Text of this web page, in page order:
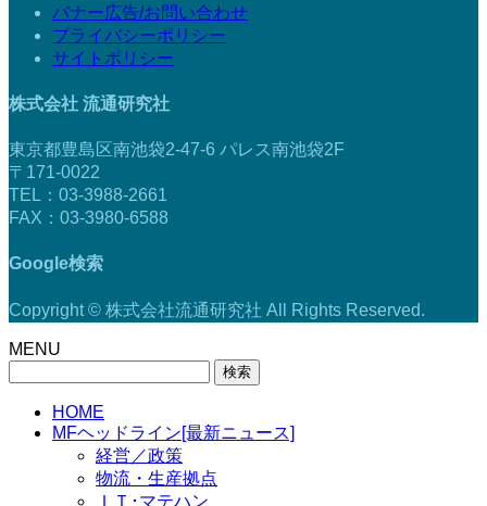
バナー広告/お問い合わせ
プライバシーポリシー
サイトポリシー
株式会社 流通研究社
東京都豊島区南池袋2-47-6 パレス南池袋2F
〒171-0022
TEL：03-3988-2661
FAX：03-3980-6588
Google検索
Copyright © 株式会社流通研究社 All Rights Reserved.
MENU
HOME
MFヘッドライン[最新ニュース]
経営／政策
物流・生産拠点
ＩＴ･マテハン